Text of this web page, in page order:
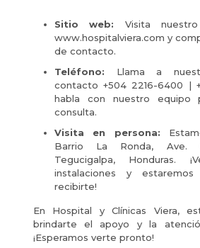
Sitio web: Visita
www.hospitalviera.com y
de contacto.
Teléfono: Llama a
contacto +504 2216-6400 |
habla con nuestro equipo
consulta.
Visita en persona:
Barrio La Ronda, Ave.
Tegucigalpa, Honduras.
instalaciones y
recibirte!
En Hospital y Clínicas Viera,
brindarte el apoyo y la
¡Esperamos verte pronto!